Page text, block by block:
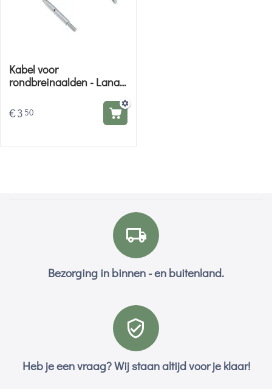
Kabel voor
rondbreinaalden - Lana
€3 50
Bezorging in binnen - en buitenland.
Heb je een vraag? Wij staan altijd voor je klaar!